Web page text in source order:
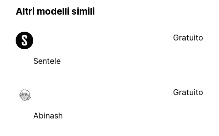
Altri modelli simili
Sentele
Gratuito
Abinash
Gratuito